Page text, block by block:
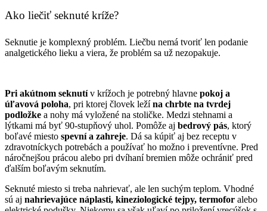
Ako liečiť seknuté kríže?
Seknutie je komplexný problém. Liečbu nemá tvoriť len podanie
analgetického lieku a viera, že problém sa už nezopakuje.
Pri akútnom seknutív krížoch je potrebný hlavne pokoj a
úľavová poloha, pri ktorej človek leží na chrbte na tvrdej
podložke a nohy má vyložené na stoličke. Medzi stehnami a
lýtkami má byť 90-stupňový uhol. Pomôže aj bedrový pás, ktorý
boľavé miesto spevní a zahreje. Dá sa kúpiť aj bez receptu v
zdravotníckych potrebách a používať ho možno i preventívne. Pred
náročnejšou prácou alebo pri dvíhaní bremien môže ochrániť pred
ďalším boľavým seknutím.
Seknuté miesto si treba nahrievať, ale len suchým teplom. Vhodné
sú aj nahrievajúce náplasti, kineziologické tejpy, termofor alebo